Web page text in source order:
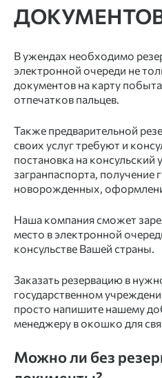
В ужендах необходимо
электронной очереди не
документов на карту
отпечатков пальцев
Также предварительной
своих услуг требуют и
постановка на консульский
загранпаспорта, получение
новорожденных,
Наша компания сможет
место в электронной
консульстве Вашей страны.
Заказать резервацию в
государственном
просто напишите нашему
менеджеру в окошко для
Можно ли без